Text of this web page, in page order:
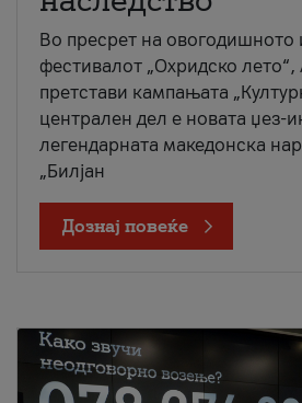
Во пресрет на овогодишното
фестивалот „Охридско лето“,
претстави кампањата
централен дел е новата џез-
легендарната македонска
„Билјан
Дознај повеќе